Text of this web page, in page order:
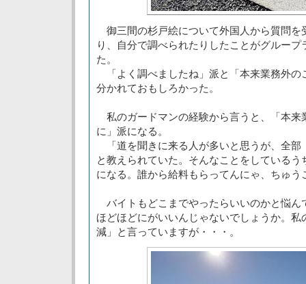
御三間の杉戸絵について外国人から質問を
り、自分で調べられたりしたことがグルー
た。
「よく調べましたね」派と「本来業務外の
分かれておもしろかった。
私のガードマンの経験から言うと、「本来
に」派になる。
「道を聞きに来る人が多いと思うが、全部
と教えられていた。そんなことをしている
になる。誰から給料もらってんにゃ、ちゅう
バイトもどこまでやったらいいのかと悩ん
ほどほどにがいいんじゃないでしょうか。私
減」と言っていますが・・・。